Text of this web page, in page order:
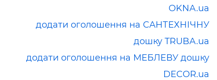
OKNA.ua
додати оголошення на САНТЕХНІЧНУ
дошку TRUBA.ua
додати оголошення на МЕБЛЕВУ дошку
DECOR.ua